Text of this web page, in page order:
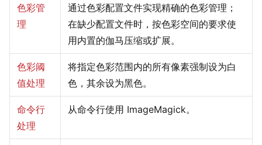
色彩管
理
通过色彩配置文件实现精确的色彩管理；
在缺少配置文件时，按色彩空间的要求使
用内置的伽马压缩或扩展。
色彩阈
值处理
将指定色彩范围内的所有像素强制设为白
色，其余设为黑色。
命令行
处理
从命令行使用 ImageMagick。